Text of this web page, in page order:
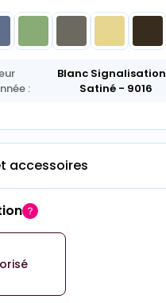
:
Blanc Signalisation
Satiné - 9016
accessoires